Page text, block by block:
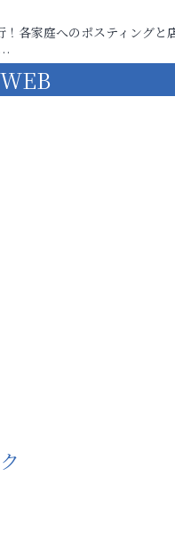
各家庭へのポスティングと